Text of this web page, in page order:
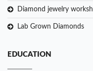
Diamond jewelry
Lab Grown Diamonds
EDUCATION